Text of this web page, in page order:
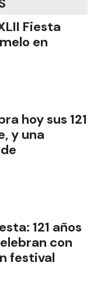
Fiesta
en
hoy sus 121
y una
121 años
con
festival